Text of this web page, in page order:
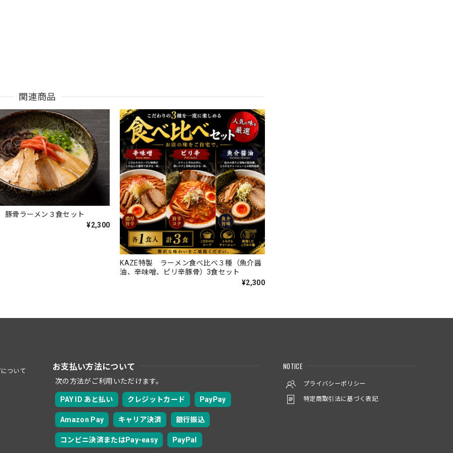
関連商品
骨ラーメン３食セット
¥2,300
KAZE特製 ラーメン食べ比べ３種（魚介醤
油、辛味噌、ピリ辛豚骨）3食セット
¥2,300
ついて お支払い方法について
次の方法がご利用いただけます。
PAY ID あと払い クレジットカード PayPay
Amazon Pay キャリア決済 銀行振込
コンビニ決済またはPay-easy PayPal
NOTICE
プライバシーポリシー
特定商取引法に基づく表記